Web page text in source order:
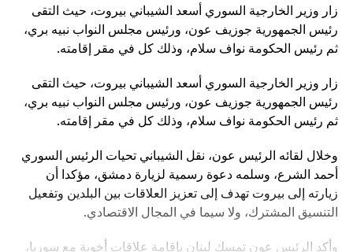
زار وزير الخارجية السوري أسعد الشيباني بيروت، حيث التقى
رئيس الجمهورية جوزيف عون، ورئيس مجلس النواب نبيه بري،
ثم رئيس الحكومة نواف سلام، وذلك كل في مقر إقامته.
زار وزير الخارجية السوري أسعد الشيباني بيروت، حيث التقى
رئيس الجمهورية جوزيف عون، ورئيس مجلس النواب نبيه بري،
ثم رئيس الحكومة نواف سلام، وذلك كل في مقر إقامته.
وخلال لقائه الرئيس عون، نقل الشيباني تحيات الرئيس السوري
أحمد الشرع، وسلمه دعوة رسمية لزيارة دمشق، مؤكدا أن
زيارته إلى بيروت تهدف إلى تعزيز العلاقات بين البلدين وتفعيل
التنسيق المشترك، ولا سيما في المجال الاقتصادي.
وأكد الرئيس عون تمسك لبنان بإقامة علاقات أخوية مع سوريا،